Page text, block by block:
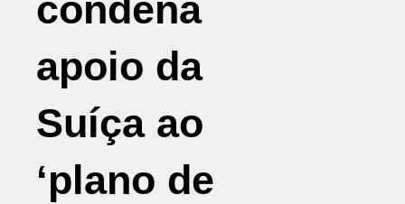
condena
apoio da
Suíça ao
‘plano de